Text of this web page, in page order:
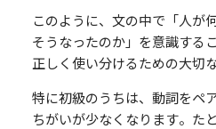
このように、文の中で「人が
そうなったのか」を意識する
正しく使い分けるための大切
特に初級のうちは、動詞をペ
ちがいが少なくなります。た